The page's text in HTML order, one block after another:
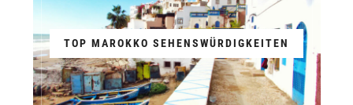
TOP MAROKKO SEHENSWÜRDIGKEITEN